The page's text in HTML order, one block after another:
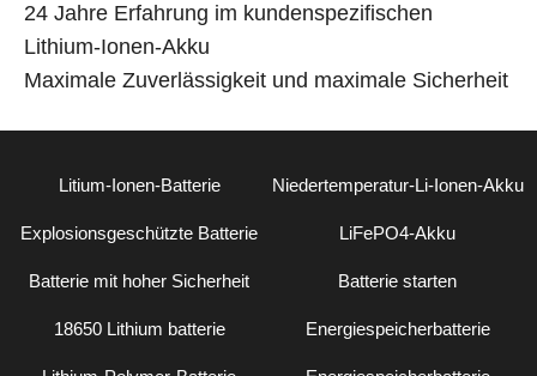
24 Jahre Erfahrung im kundenspezifischen
Lithium-Ionen-Akku
Maximale Zuverlässigkeit und maximale Sicherheit
Litium-Ionen-Batterie Niedertemperatur-Li-Ionen-Akku
Explosionsgeschützte Batterie LiFePO4-Akku
Batterie mit hoher Sicherheit Batterie starten
18650 Lithium batterie Energiespeicherbatterie